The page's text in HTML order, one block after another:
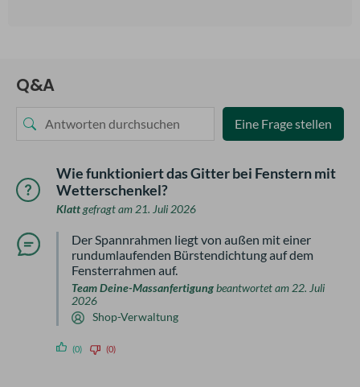
Q&A
Eine Frage stellen
Wie funktioniert das Gitter bei Fenstern mit
Wetterschenkel?
Klattgefragt am 21. Juli 2026
Der Spannrahmen liegt von außen mit einer
rundumlaufenden Bürstendichtung auf dem
Fensterrahmen auf.
Team Deine-Massanfertigungbeantwortet am 22. Juli
2026
Shop-Verwaltung
(0) (0)